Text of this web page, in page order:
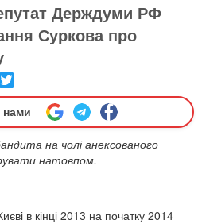
Держдуми РФ
Суркова про
нами
на чолі анексованого
натовпом.
в кінці 2013 на початку 2014